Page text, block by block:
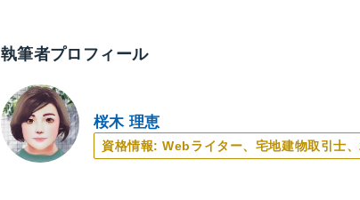
執筆者プロフィール
桜木 理恵
資格情報: Webライター、宅地建物取引士